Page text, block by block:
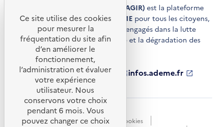
Agir pour la transition écologique (AGIR) est la plateforme
de conseils et de services de l'ADEME pour tous les citoyens,
acteurs économiques et territoires engagés dans la lutte
contre le réchauffement climatique et la dégradation des
ressources.
ademe.fr
S'ouvre
nouvelle
fenêtre
librairie.ademe.fr
S'ouvre
dans
une
nouvelle
fenêtre
infos.ademe.fr
S'ouvre
nouvelle
ademe.fr/presse
S'ouvre
nouvelle
fenêtre
Accessibilité : non conforme
Données personnelles
Gestion des cookies
Ce site utilise des cookies
pour mesurer la
fréquentation du site afin
d’en améliorer le
fonctionnement,
l’administration et évaluer
votre expérience
utilisateur. Nous
conservons votre choix
pendant 6 mois. Vous
pouvez changer ce choix